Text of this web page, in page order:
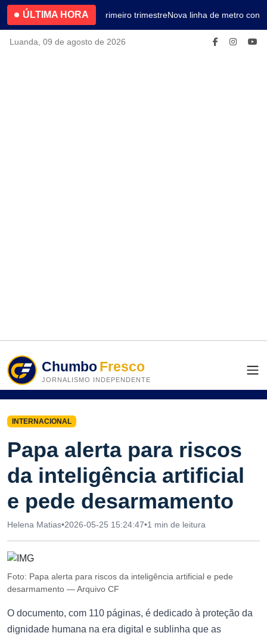
ÚLTIMA HORA4.2% no primeiro trimestreNova linha de metro
Luanda, 09 de agosto de 2026
ChumboFresco
JORNALISMO INDEPENDENTE
INTERNACIONAL
Papa alerta para riscos
da inteligência artificial
e pede desarmamento
Helena Matias•2026-05-25 15:24:47•1 min de leitura
Foto: Papa alerta para riscos da inteligência artificial e pede
desarmamento — Arquivo CF
O documento, com 110 páginas, é dedicado à proteção da
dignidade humana na era digital e sublinha que as